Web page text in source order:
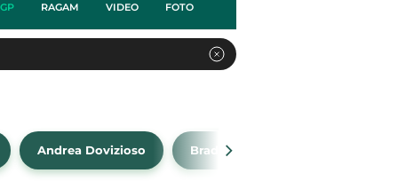
RAGAM VIDEO FOTO
Andrea Dovizioso Brad Binder